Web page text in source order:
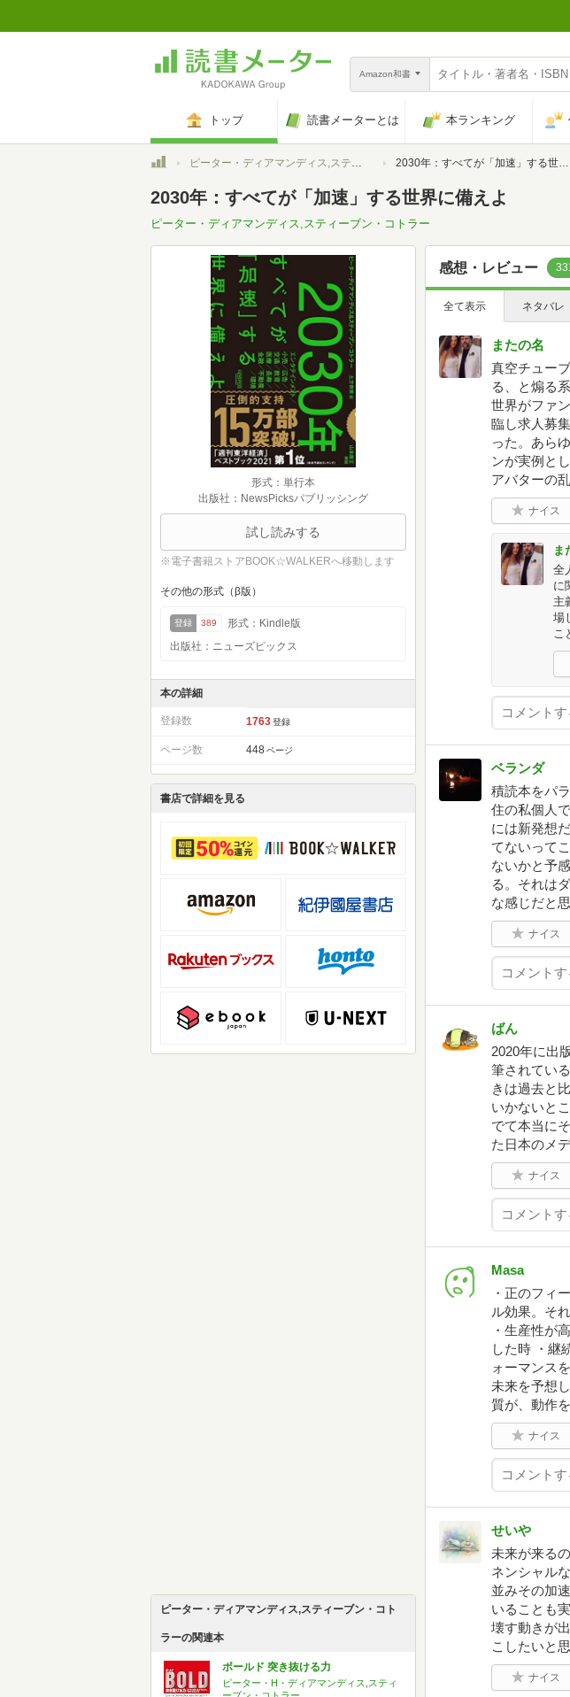
Amazon和書
トップ 読書メーターとは 本ランキング
トップピーター・ディアマンディス,スティーブン・コトラー 2030年：すべてが「加速」する世界に備えよ
2030年：すべてが「加速」する世界に備えよ
ピーター・ディアマンディス,スティーブン・コトラー
形式：単行本
出版社：NewsPicksパブリッシング
試し読みする
※電子書籍ストアBOOK☆WALKERへ移動します
その他の形式（β版）
登録 389
形式：Kindle版
出版社：ニューズピックス
本の詳細
登録数 1763 登録
ページ数 448 ページ
書店で詳細を見る
ピーター・ディアマンディス,スティーブン・コト
ラーの関連本
ボールド 突き抜ける力
ピーター・H・ディアマンディス,スティ
感想・レビュー
全て表示 ネタバレ
またの名
真空チュー
る、と煽る
世界がファ
臨し求人募
った。あら
ンが実例と
アバターの
ナイス
ま
全
に
主
場
こ
ベランダ
積読本をパ
住の私個人
には新発想
てないって
ないかと予
る。それは
な感じだと
ナイス
ばん
2020年に出
筆されてい
きは過去と
いかないと
でて本当に
た日本のメ
ナイス
Masa
・正のフィ
ル効果。そ
・生産性が
した時 ・継
ォーマンス
未来を予想
質が、動作
ナイス
せいや
未来が来る
ネンシャル
並みその加
いることも
壊す動きが
こしたいと
ナイス